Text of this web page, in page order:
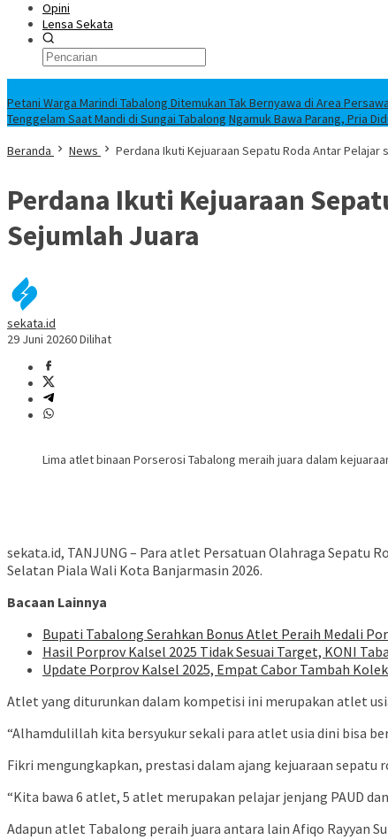
Opini
Lensa Sekata
Petani Warga Marindi Tabalong Ditemukan Tak Bernyawa di Area
Tenggelam Saat Mandi di Sungai Tabalong Ngamuk Bawa Parang, Pria
Beranda
News Perdana Ikuti Kejuaraan Sepatu Roda Antar
Perdana Ikuti Kejuaraan
Sejumlah Juara
sekata.id
29 Juni 20260 Dilihat
Lima atlet binaan Porserosi Tabalong meraih juara dalam
sekata.id, TANJUNG – Para atlet Persatuan Olahraga Sepatu
Selatan Piala Wali Kota Banjarmasin 2026.
Bacaan Lainnya
Bupati Tabalong Serahkan Bonus Atlet Peraih Medali
Hasil Porprov Kalsel 2025 Tidak Sesuai Target, KONI
Update Porprov Kalsel 2025, Empat Cabor Tambah
Atlet yang diturunkan dalam kompetisi ini merupakan atlet
“Alhamdulillah kita bersyukur sekali para atlet usia dini bisa
Fikri mengungkapkan, prestasi dalam ajang kejuaraan
“Kita bawa 6 atlet, 5 atlet merupakan pelajar jenjang PAUD
Adapun atlet Tabalong peraih juara antara lain Afiqo Rayyan